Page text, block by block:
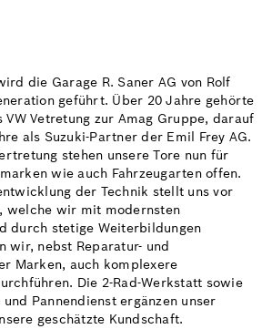
die Garage R. Saner AG von Rolf
geführt. Über 20 Jahre gehörte
Vetretung zur Amag Gruppe, darauf
als Suzuki-Partner der Emil Frey AG.
stehen unsere Tore nun für
wie auch Fahrzeugarten offen.
der Technik stellt uns vor
welche wir mit modernsten
durch stetige Weiterbildungen
wir, nebst Reparatur- und
Marken, auch komplexere
Die 2-Rad-Werkstatt sowie
Pannendienst ergänzen unser
geschätzte Kundschaft.